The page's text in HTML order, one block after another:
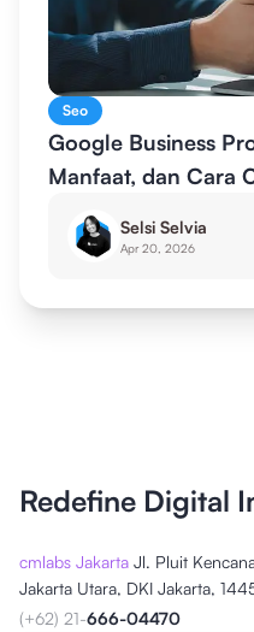
Seo
Google Business
Manfaat, dan Cara
Selsi Selvia
Apr 20, 2026
Redefine Digital
cmlabs Jakarta Jl. Pluit
Jakarta Utara, DKI Jakarta,
(+62) 21-666-04470